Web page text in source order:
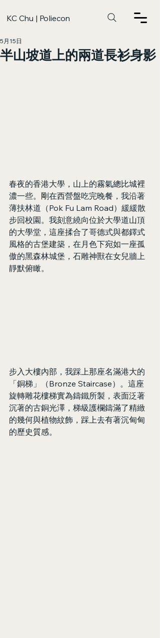
KC Chu | Poliecon
半山坡道上的兩道長衫身影
5月15日
春夜的香港大學，山上的霧氣總比城裡
濃一些。剛在西營盤吃完晚餐，我沿著
薄扶林道（Pok Fu Lam Road）緩緩散
步回校園。我刻意繞向位於大學道山頂
的大學堂，這座揉合了哥德式與都鐸式
風格的古堡建築，在月色下宛如一座孤
傲的黑森林城堡，石雕神獸在女兒牆上
靜默俯瞰。
步入大樓內部，我踩上那座名滿港大的
「銅梯」（Bronze Staircase）。這座
旋轉雕花樓梯實為鑄鐵所製，表面泛著
沉著的古銅光澤，梯級護欄鑄滿了精緻
的幾何與植物紋飾，踩上去有著沉甸甸
的歷史質感。